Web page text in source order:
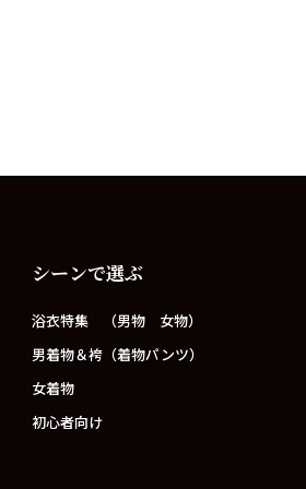
シーンで選ぶ
浴衣特集 （男物 女物）
男着物＆袴（着物パンツ）
女着物
初心者向け